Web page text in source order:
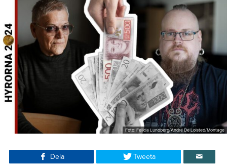
Foto: Felicia Lundberg/André De Loisted/Montage
Dela Tweeta